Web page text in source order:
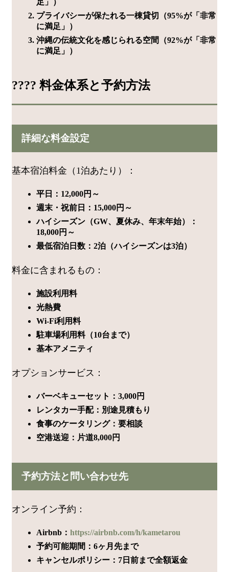
足」）
プライバシーが保たれる一棟貸切（95%が「非常
に満足」）
沖縄の伝統文化を感じられる空間（92%が「非常
に満足」）
???? 料金体系と予約方法
詳細な料金設定
基本宿泊料金（1泊あたり）：
平日：12,000円～
週末・祝前日：15,000円～
ハイシーズン（GW、夏休み、年末年始）：
18,000円～
最低宿泊日数：2泊（ハイシーズンは3泊）
料金に含まれるもの：
施設利用料
光熱費
Wi-Fi利用料
駐車場利用料（10台まで）
基本アメニティ
オプションサービス：
バーベキューセット：3,000円
レンタカー手配：別途見積もり
食事のケータリング：要相談
空港送迎：片道8,000円
予約方法と問い合わせ先
オンライン予約：
Airbnb： https://airbnb.com/h/kametarou
予約可能期間：6ヶ月先まで
キャンセルポリシー：7日前まで全額返金